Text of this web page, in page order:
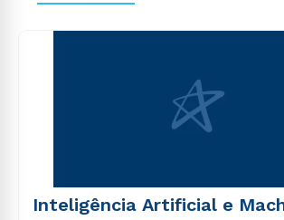
consequuntur magni dolores eos qui
Inteligência Artificial e